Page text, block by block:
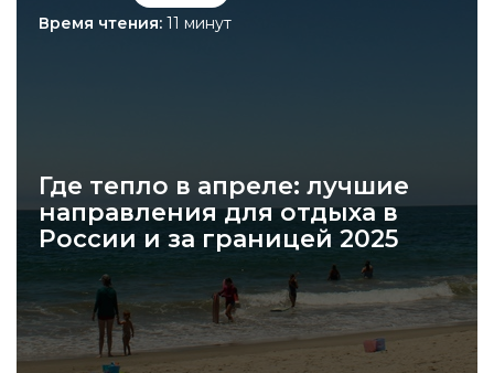
Время чтения: 11 минут
Где тепло в апреле: лучшие
направления для отдыха в
России и за границей 2025